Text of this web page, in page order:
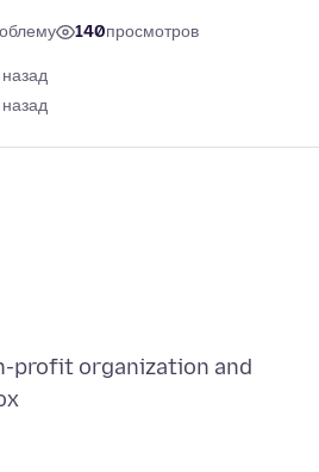
140просмотров
profit organization and